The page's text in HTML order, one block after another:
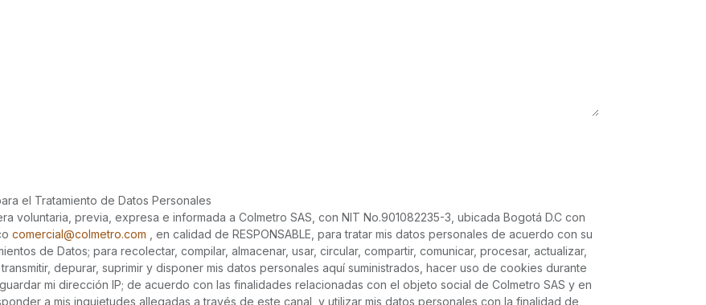
el Tratamiento de Datos Personales
voluntaria, previa, expresa e informada a Colmetro SAS, con NIT No.901082235-3, ubicada Bogotá D.C con
comercial@colmetro.com , en calidad de RESPONSABLE, para tratar mis datos personales de acuerdo con su
de Datos; para recolectar, compilar, almacenar, usar, circular, compartir, comunicar, procesar, actualizar,
depurar, suprimir y disponer mis datos personales aquí suministrados, hacer uso de cookies durante
mi dirección IP; de acuerdo con las finalidades relacionadas con el objeto social de Colmetro SAS y en
a mis inquietudes allegadas a través de este canal, y utilizar mis datos personales con la finalidad de